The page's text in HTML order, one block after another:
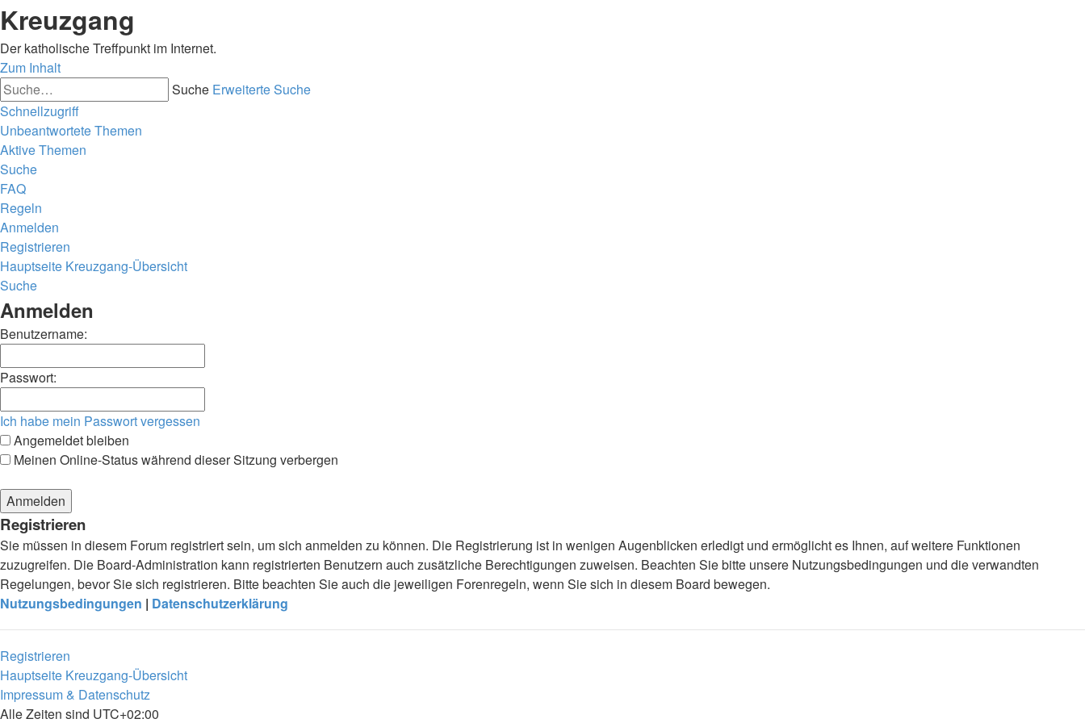
Kreuzgang
Der katholische Treffpunkt im Internet.
Zum Inhalt
Suche Erweiterte Suche
Schnellzugriff
Unbeantwortete Themen
Aktive Themen
Suche
FAQ
Regeln
Anmelden
Registrieren
Hauptseite Kreuzgang-Übersicht
Suche
Anmelden
Benutzername:
Passwort:
Ich habe mein Passwort vergessen
Angemeldet bleiben
Meinen Online-Status während dieser Sitzung verbergen
Registrieren
Sie müssen in diesem Forum registriert sein, um sich anmelden zu können. Die Registrierung ist in wenigen Augenblicken erledigt und ermöglicht es Ihnen, auf weitere Funktionen
zuzugreifen. Die Board-Administration kann registrierten Benutzern auch zusätzliche Berechtigungen zuweisen. Beachten Sie bitte unsere Nutzungsbedingungen und die verwandten
Regelungen, bevor Sie sich registrieren. Bitte beachten Sie auch die jeweiligen Forenregeln, wenn Sie sich in diesem Board bewegen.
Nutzungsbedingungen | Datenschutzerklärung
Registrieren
Hauptseite Kreuzgang-Übersicht
Impressum & Datenschutz
Alle Zeiten sind UTC+02:00